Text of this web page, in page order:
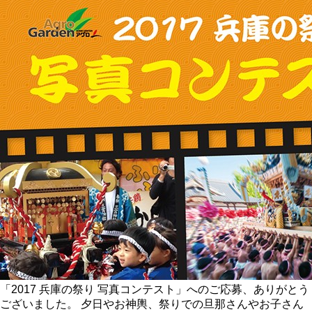
「2017 兵庫の祭り 写真コンテスト」へのご応募、ありがとう
ございました。 夕日やお神輿、祭りでの旦那さんやお子さん